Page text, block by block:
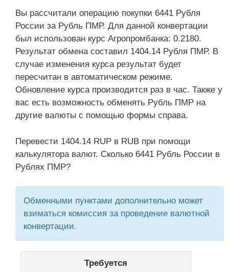
Вы рассчитали операцию покупки 6441 Рубля
России за Рубль ПМР. Для данной конвертации
был использован курс Агропромбанка: 0.2180.
Результат обмена составил 1404.14 Рубля ПМР. В
случае изменения курса результат будет
пересчитан в автоматическом режиме.
Обновление курса производится раз в час. Также у
вас есть возможность обменять Рубль ПМР на
другие валюты с помощью формы справа.
Перевести 1404.14 RUP в RUB при помощи
калькулятора валют. Сколько 6441 Рубль России в
Рублях ПМР?
Обменными пунктами дополнительно может
взиматься комиссия за проведение валютной
конвертации.
Требуется